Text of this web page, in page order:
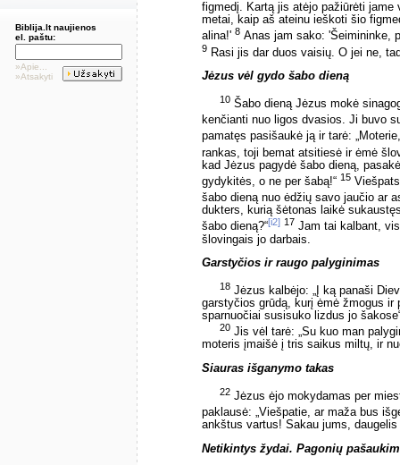
Biblija.lt naujienos
el. paštu:
»Apie...
»Atsakyti
figmedį. Kartą jis atėjo pažiūrėti
metai, kaip aš ateinu ieškoti šio
alina!' 8 Anas jam sako: 'Šeimininke,
9 Rasi jis dar duos vaisių. O jei ne,
Jėzus vėl gydo šabo dieną
10 Šabo dieną Jėzus mokė
kenčianti nuo ligos dvasios. Ji buvo
pamatęs pasišaukė ją ir tarė:
rankas, toji bemat atsitiesė ir ėmė
kad Jėzus pagydė šabo dieną,
gydykitės, o ne per šabą!“ 15
šabo dieną nuo ėdžių savo jaučio ar
dukters, kurią šėtonas laikė
šabo dieną?“[i2] 17 Jam tai kalbant,
šlovingais jo darbais.
Garstyčios ir raugo palyginimas
18 Jėzus kalbėjo: „Į ką panaši
garstyčios grūdą, kurį ėmė žmogus ir
sparnuočiai susisuko lizdus jo
20 Jis vėl tarė: „Su kuo man
moteris įmaišė į tris saikus miltų, ir
Siauras išganymo takas
22 Jėzus ėjo mokydamas per
paklausė: „Viešpatie, ar maža bus
ankštus vartus! Sakau jums,
Netikintys žydai. Pagonių